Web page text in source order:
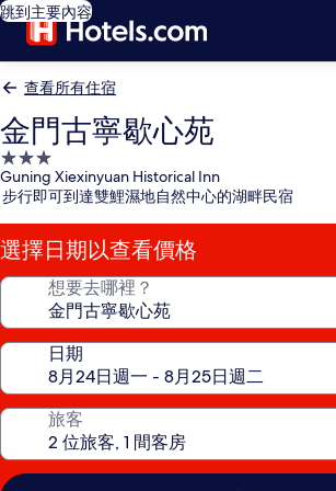
跳到主要內容
查看所有住宿
金門古寧歇心苑
3.0
星
級
住
宿
Guning Xiexinyuan Historical Inn
步行即可到達雙鯉濕地自然中心的湖畔民宿
選擇日期以查看價格
想要去哪裡？
日期
旅客